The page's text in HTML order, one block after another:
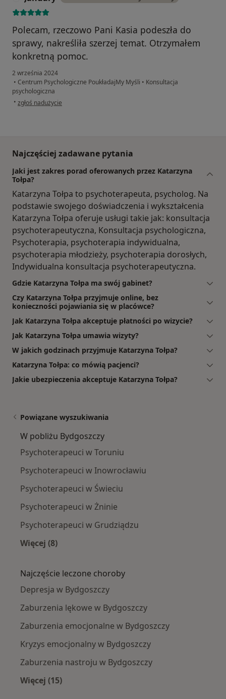
Polecam, rzeczowo Pani Kasia podeszła do
sprawy, nakreśliła szerzej temat. Otrzymałem
konkretną pomoc.
2 września 2024
• Centrum Psychologiczne PoukładajMy Myśli • Konsultacja
psychologiczna
• w opinii użytkownika January
zgłoś nadużycie
Najczęściej zadawane pytania
Jaki jest zakres porad oferowanych przez Katarzyna
Tołpa?
Katarzyna Tołpa to psychoterapeuta, psycholog. Na
podstawie swojego doświadczenia i wykształcenia
Katarzyna Tołpa oferuje usługi takie jak: konsultacja
psychoterapeutyczna, Konsultacja psychologiczna,
Psychoterapia, psychoterapia indywidualna,
psychoterapia młodzieży, psychoterapia dorosłych,
Indywidualna konsultacja psychoterapeutyczna.
Gdzie Katarzyna Tołpa ma swój gabinet?
Czy Katarzyna Tołpa przyjmuje online, bez
konieczności pojawiania się w placówce?
Jak Katarzyna Tołpa akceptuje płatności po wizycie?
Jak Katarzyna Tołpa umawia wizyty?
W jakich godzinach przyjmuje Katarzyna Tołpa?
Katarzyna Tołpa: co mówią pacjenci?
Jakie ubezpieczenia akceptuje Katarzyna Tołpa?
Powiązane wyszukiwania
W pobliżu Bydgoszczy
Psychoterapeuci w Toruniu
Psychoterapeuci w Inowrocławiu
Psychoterapeuci w Świeciu
Psychoterapeuci w Żninie
Psychoterapeuci w Grudziądzu
Więcej (8)
Najczęście leczone choroby
Depresja w Bydgoszczy
Zaburzenia lękowe w Bydgoszczy
Zaburzenia emocjonalne w Bydgoszczy
Kryzys emocjonalny w Bydgoszczy
Zaburzenia nastroju w Bydgoszczy
Więcej (15)